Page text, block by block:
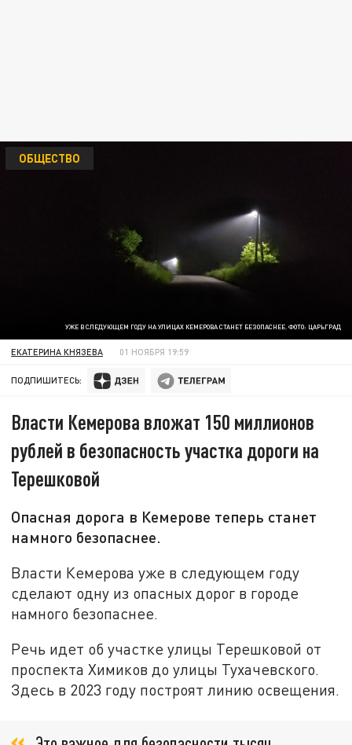
УЖЕ В СЛЕДУЮЩЕМ ГОДУ НА УЛИЦАХ КЕМЕРОВА СТАНЕТ БЕЗОПАСНЕЕ. ФОТО: ЦАРЬГРАД
ОБЩЕСТВО
ЕКАТЕРИНА КНЯЗЕВА 01 НОЯБРЯ 19:59
ПОДПИШИТЕСЬ:
Власти Кемерова вложат 150 миллионов
рублей в безопасность участка дороги на
Терешковой
Опасная дорога в Кемерове теперь станет
намного безопаснее.
Власти Кемерова уже в следующем году
сделают одну из опасных дорог в городе
намного безопаснее.
Речь идет об участке улицы Терешковой от
проспекта Химиков до улицы Тухачевского.
Здесь в 2023 году построят линию освещения.